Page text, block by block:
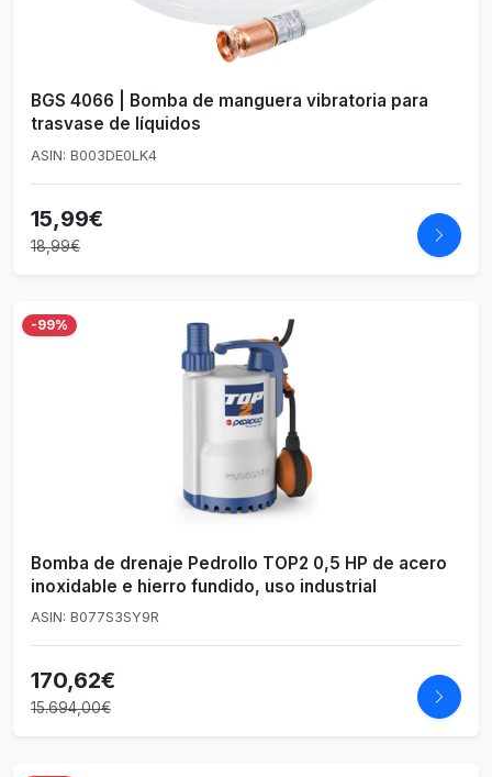
BGS 4066 | Bomba de manguera vibratoria para
trasvase de líquidos
ASIN: B003DE0LK4
15,99€
18,99€
-99%
Bomba de drenaje Pedrollo TOP2 0,5 HP de acero
inoxidable e hierro fundido, uso industrial
ASIN: B077S3SY9R
170,62€
15.694,00€